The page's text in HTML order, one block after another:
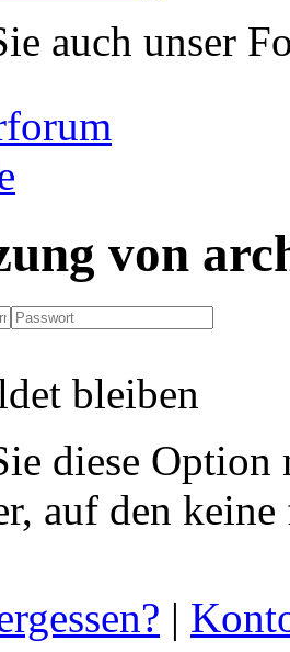
auch unser
von
bleiben
diese
auf den
|